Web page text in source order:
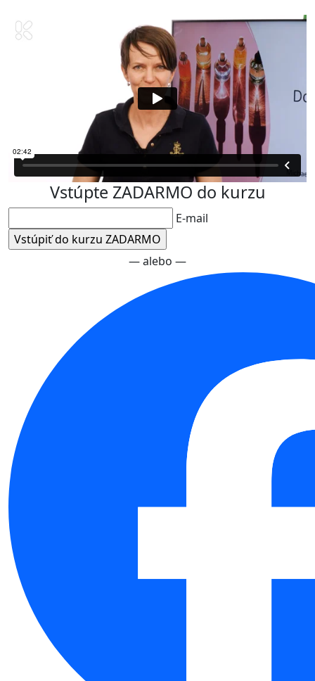
Vstúpte ZADARMO do kurzu
E-mail
— alebo —